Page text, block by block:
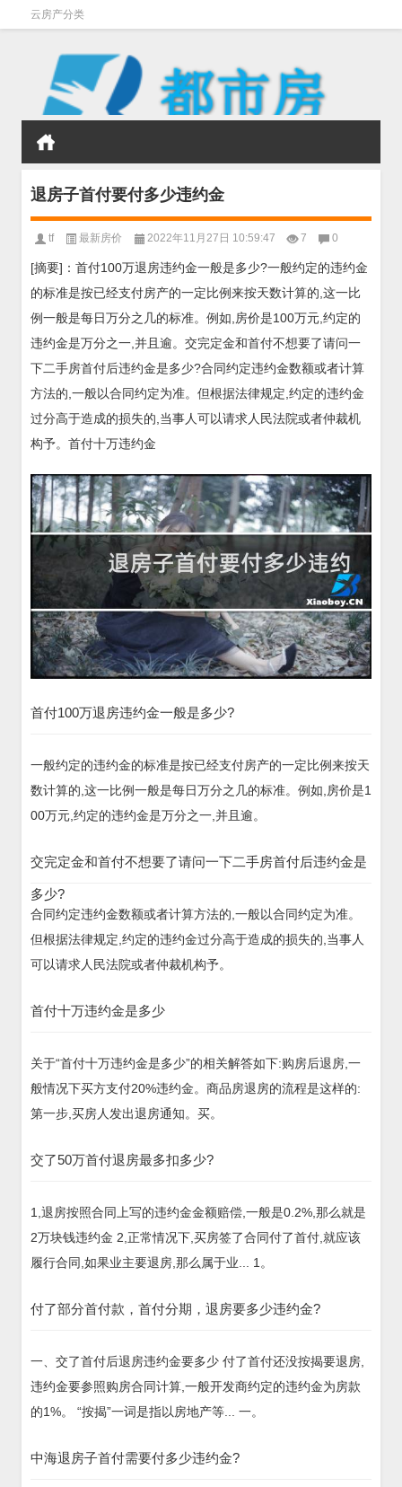
云房产分类
退房子首付要付多少违约金
tf 最新房价 2022年11月27日 10:59:47 7 0
[摘要]：首付100万退房违约金一般是多少?一般约定的违约金
的标准是按已经支付房产的一定比例来按天数计算的,这一比
例一般是每日万分之几的标准。例如,房价是100万元,约定的
违约金是万分之一,并且逾。交完定金和首付不想要了请问一
下二手房首付后违约金是多少?合同约定违约金数额或者计算
方法的,一般以合同约定为准。但根据法律规定,约定的违约金
过分高于造成的损失的,当事人可以请求人民法院或者仲裁机
构予。首付十万违约金
首付100万退房违约金一般是多少?
一般约定的违约金的标准是按已经支付房产的一定比例来按天
数计算的,这一比例一般是每日万分之几的标准。例如,房价是1
00万元,约定的违约金是万分之一,并且逾。
交完定金和首付不想要了请问一下二手房首付后违约金是
多少?
合同约定违约金数额或者计算方法的,一般以合同约定为准。
但根据法律规定,约定的违约金过分高于造成的损失的,当事人
可以请求人民法院或者仲裁机构予。
首付十万违约金是多少
关于“首付十万违约金是多少”的相关解答如下:购房后退房,一
般情况下买方支付20%违约金。商品房退房的流程是这样的:
第一步,买房人发出退房通知。买。
交了50万首付退房最多扣多少?
1,退房按照合同上写的违约金金额赔偿,一般是0.2%,那么就是
2万块钱违约金 2,正常情况下,买房签了合同付了首付,就应该
履行合同,如果业主要退房,那么属于业... 1。
付了部分首付款，首付分期，退房要多少违约金?
一、交了首付后退房违约金要多少 付了首付还没按揭要退房,
违约金要参照购房合同计算,一般开发商约定的违约金为房款
的1%。 “按揭”一词是指以房地产等... 一。
中海退房子首付需要付多少违约金?